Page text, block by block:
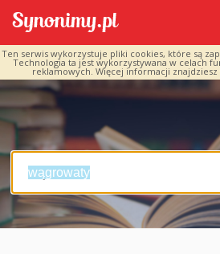
Ten serwis wykorzystuje pliki cookies, które są
Technologia ta jest wykorzystywana w celach
reklamowych. Więcej informacji znajdziesz